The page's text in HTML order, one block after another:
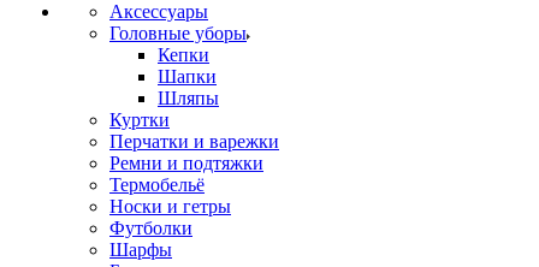
Аксессуары
Головные уборы
Кепки
Шапки
Шляпы
Куртки
Перчатки и варежки
Ремни и подтяжки
Термобельё
Носки и гетры
Футболки
Шарфы